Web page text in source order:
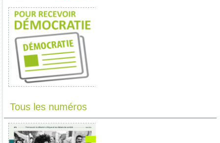
Tous les numéros